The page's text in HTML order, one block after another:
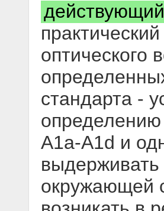
действующий
оптического
стандарта -
А1а-A1d и
выдерживать
окружающей